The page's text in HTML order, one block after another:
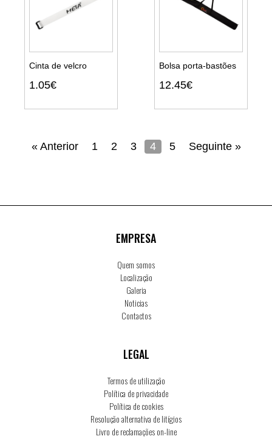
Cinta de velcro
1.05€
Bolsa porta-bastões
12.45€
« Anterior 1 2 3 4 5 Seguinte »
EMPRESA
Quem somos
Localização
Galeria
Noticias
Contactos
LEGAL
Termos de utilização
Política de privacidade
Política de cookies
Resolução alternativa de litígios
Livro de reclamações on-line